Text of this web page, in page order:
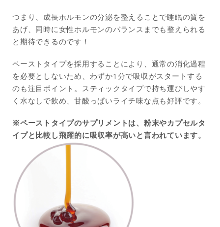
つまり、成長ホルモンの分泌を整えることで睡眠の質を
あげ、同時に女性ホルモンのバランスまでも整えられる
と期待できるのです！
ペーストタイプを採用することにより、通常の消化過程
を必要としないため、わずか1分で吸収がスタートする
のも注目ポイント。スティックタイプで持ち運びしやす
く水なしで飲め、甘酸っぱいライチ味な点も好評です。
※ペーストタイプのサプリメントは、粉末やカプセルタ
イプと比較し飛躍的に吸収率が高いと言われています。